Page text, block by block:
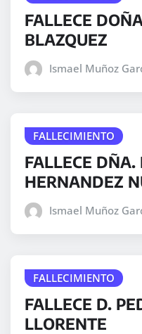
FALLECE
BLAZQUEZ
Ismael Muñoz
FALLECIMIENTO
FALLECE DÑA.
HERNANDEZ
Ismael Muñoz
FALLECIMIENTO
FALLECE D.
LLORENTE